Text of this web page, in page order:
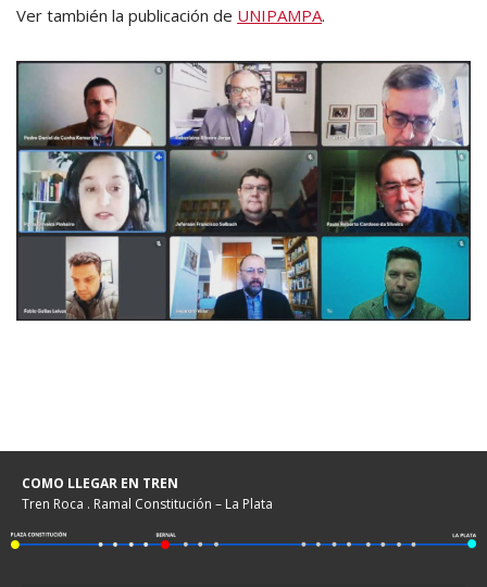
Ver también la publicación de UNIPAMPA.
COMO LLEGAR EN TREN
Tren Roca . Ramal Constitución – La Plata